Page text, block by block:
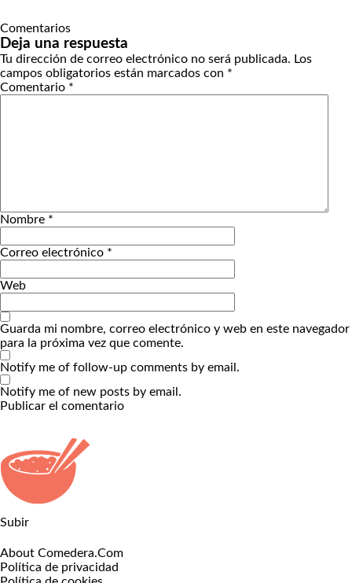
Comentarios
Deja una respuesta
Tu dirección de correo electrónico no será publicada. Los
campos obligatorios están marcados con *
Comentario *
Nombre *
Correo electrónico *
Web
Guarda mi nombre, correo electrónico y web en este navegador
para la próxima vez que comente.
Notify me of follow-up comments by email.
Notify me of new posts by email.
Subir
About Comedera.Com
Política de privacidad